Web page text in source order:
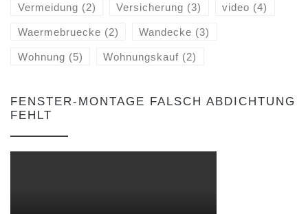
Vermeidung (2) Versicherung (3) video (4)
Waermebruecke (2) Wandecke (3)
Wohnung (5) Wohnungskauf (2)
FENSTER-MONTAGE FALSCH ABDICHTUNG
FEHLT